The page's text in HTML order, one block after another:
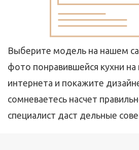
Выберите модель на нашем
фото понравившейся кухни на
интернета и покажите
сомневаетесь насчет
специалист даст дельные